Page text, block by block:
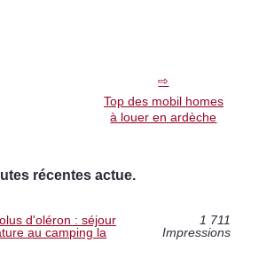
Top des mobil homes
à louer en ardèche
récentes actue.
d'oléron : séjour
au camping la
1 711
Impressions